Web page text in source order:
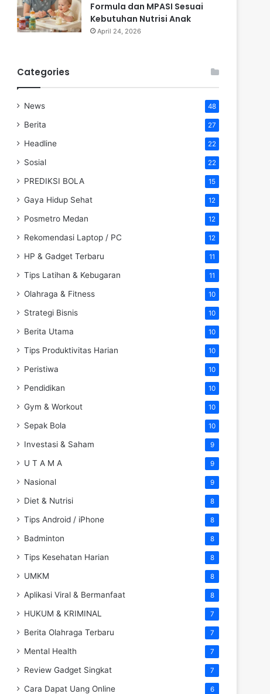
Formula dan MPASI Sesuai
Kebutuhan Nutrisi Anak
April 24, 2026
Categories
News 48
Berita 27
Headline 22
Sosial 22
PREDIKSI BOLA 15
Gaya Hidup Sehat 12
Posmetro Medan 12
Rekomendasi Laptop / PC 12
HP & Gadget Terbaru 11
Tips Latihan & Kebugaran 11
Olahraga & Fitness 10
Strategi Bisnis 10
Berita Utama 10
Tips Produktivitas Harian 10
Peristiwa 10
Pendidikan 10
Gym & Workout 10
Sepak Bola 10
Investasi & Saham 9
U T A M A 9
Nasional 9
Diet & Nutrisi 8
Tips Android / iPhone 8
Badminton 8
Tips Kesehatan Harian 8
UMKM 8
Aplikasi Viral & Bermanfaat 8
HUKUM & KRIMINAL 7
Berita Olahraga Terbaru 7
Mental Health 7
Review Gadget Singkat 7
Cara Dapat Uang Online 6